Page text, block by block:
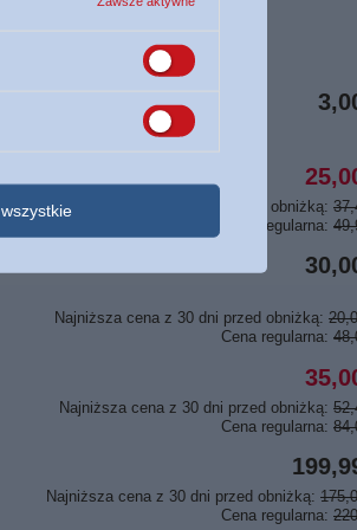
Najniższa cena z 30 dni przed obniżką:
Cena regularna:
Najniższa cena z 30 dni przed obniżką:
Cena regularna:
Najniższa cena z 30 dni przed obniżką:
Cena regularna:
Najniższa cena z 30 dni przed obniżką:
Cena regularna: